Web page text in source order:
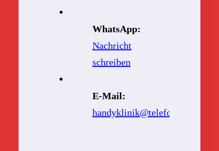
WhatsApp:
Nachricht
schreiben
E-Mail:
handyklinik@telefonic.com